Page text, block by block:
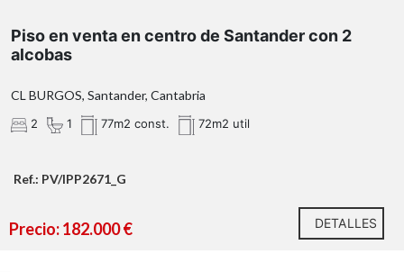
Llámanos y estaremos encantados de facilitarte toda
la información o concertar una visita.
Piso en venta en centro de Santander con 2
alcobas
CL BURGOS, Santander, Cantabria
2 1 77m2 const. 72m2 util
Ref.: PV/IPP2671_G
Precio: 182.000 € DETALLES